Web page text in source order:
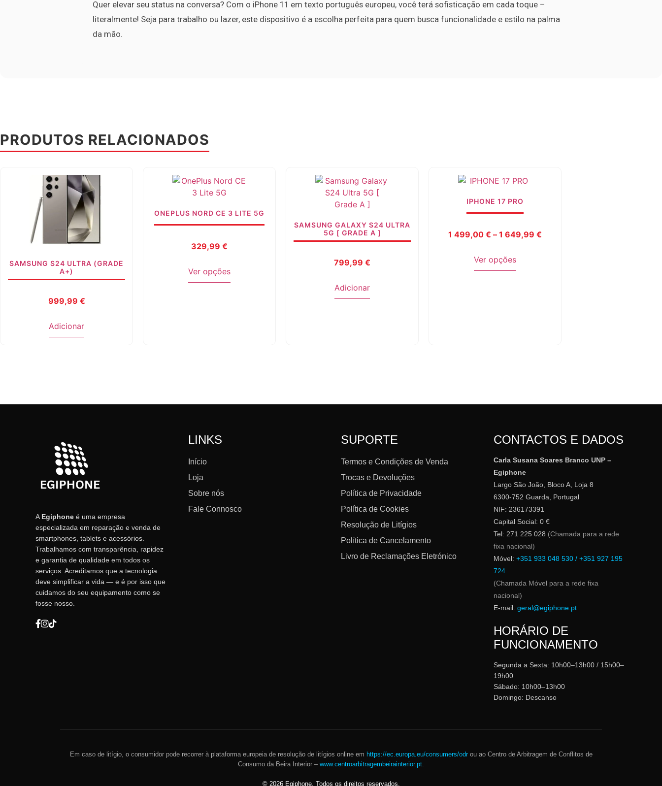
Quer elevar seu status na conversa? Com o iPhone 11 em texto português europeu, você terá sofisticação em cada toque –
literalmente! Seja para trabalho ou lazer, este dispositivo é a escolha perfeita para quem busca funcionalidade e estilo na palma
da mão.
PRODUTOS RELACIONADOS
SAMSUNG S24 ULTRA (GRADE
A+)
999,99 €
Adicionar
ONEPLUS NORD CE 3 LITE 5G
329,99 €
Ver opções
SAMSUNG GALAXY S24 ULTRA
5G [ GRADE A ]
799,99 €
Adicionar
IPHONE 17 PRO
1 499,00 € – 1 649,99 €
Ver opções
A Egiphone é uma empresa
especializada em reparação e venda de
smartphones, tablets e acessórios.
Trabalhamos com transparência, rapidez
e garantia de qualidade em todos os
serviços. Acreditamos que a tecnologia
deve simplificar a vida — e é por isso que
cuidamos do seu equipamento como se
fosse nosso.
LINKS
Início
Loja
Sobre nós
Fale Connosco
SUPORTE
Termos e Condições de Venda
Trocas e Devoluções
Política de Privacidade
Política de Cookies
Resolução de Litígios
Política de Cancelamento
Livro de Reclamações Eletrónico
CONTACTOS E DADOS
Carla Susana Soares Branco UNP –
Egiphone
Largo São João, Bloco A, Loja 8
6300-752 Guarda, Portugal
NIF: 236173391
Capital Social: 0 €
Tel: 271 225 028 (Chamada para a rede
fixa nacional)
Móvel: +351 933 048 530 / +351 927 195
724
(Chamada Móvel para a rede fixa
nacional)
E-mail: geral@egiphone.pt
HORÁRIO DE
FUNCIONAMENTO
Segunda a Sexta: 10h00–13h00 / 15h00–
19h00
Sábado: 10h00–13h00
Domingo: Descanso
Em caso de litígio, o consumidor pode recorrer à plataforma europeia de resolução de litígios online em https://ec.europa.eu/consumers/odrou ao Centro de Arbitragem de Conflitos de
Consumo da Beira Interior – www.centroarbitragembeirainterior.pt
© 2026Egiphone. Todos os direitos reservados.